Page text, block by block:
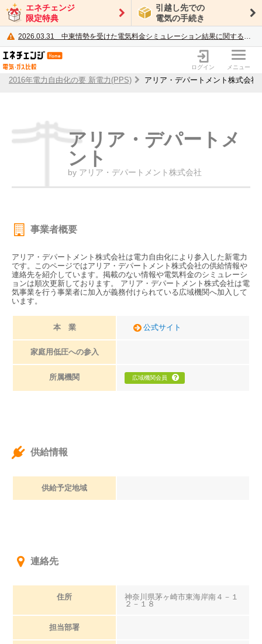
エネチェンジ
限定特典
引越し先での
電気の手続き
2026.03.31 中東情勢を受けた電気料金シミュレーション結果に関するご案内
電力・ガス比較サイト エネチェンジ
ログイン メニュー
2016年電力自由化の要 新電力(PPS) アリア・デパートメント株式会社
アリア・デパートメ
ント
by アリア・デパートメント株式会社
事業者概要
アリア・デパートメント株式会社は電力自由化により参入した新電力
です。このページではアリア・デパートメント株式会社の供給情報や
連絡先を紹介しています。掲載のない情報や電気料金のシミュレーシ
ョンは順次更新しております。 アリア・デパートメント株式会社は電
気事業を行う事業者に加入が義務付けられている広域機関へ加入して
います。
本 業 公式サイト
家庭用低圧への参入
所属機関 広域機関会員
供給情報
供給予定地域
連絡先
住所
神奈川県茅ヶ崎市東海岸南４－１
２－１８
担当部署